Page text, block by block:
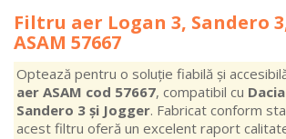
Filtru aer Logan 3, Sandero
ASAM 57667
Optează pentru o soluție fiabilă și
aer ASAM cod 57667, compatibil cu
Sandero 3 și Jogger. Fabricat conform
acest filtru oferă un excelent raport